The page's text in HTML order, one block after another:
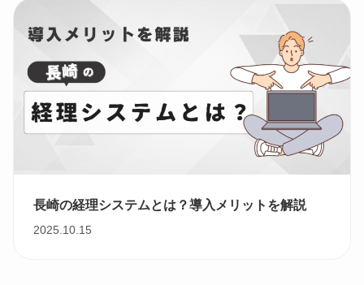
長崎の経理システムとは？導入メリットを解説
2025.10.15